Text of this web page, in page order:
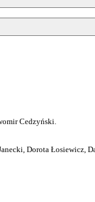
Cedzyński.
Dorota Łosiewicz,